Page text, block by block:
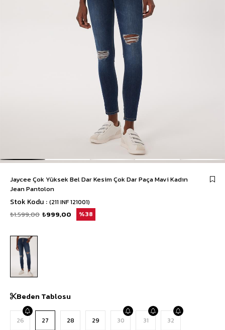
Jaycee Çok Yüksek Bel Dar Kesim Çok Dar Paça Mavi Kadın
Jean Pantolon
Stok Kodu (211 INF 121001)
₺1.599,00 ₺999,00 38
Beden Tablosu
26 27 28 29 30 31 32